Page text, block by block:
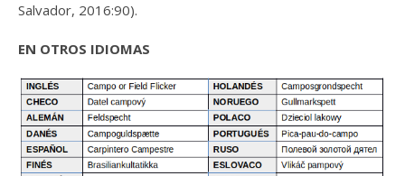
Salvador, 2016:90).
EN OTROS IDIOMAS